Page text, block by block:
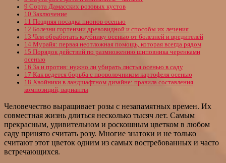
9 Сорта Дамасских розовых кустов
10 Заключение
11 Поздняя посадка пионов осенью
12 Болезни гортензии древовидной и способы их лечения
13 Чем обработать клубнику осенью от болезней и вредителей
14 Мурайя: первая неотложная помощь, которая всегда рядом
15 Порядок действий по размножению шиповника черенками
осенью
16 За и против: нужно ли убирать листья осенью в саду
17 Как ведется борьба с проволочником картофеля осенью
18 Хвойники в ландшафтном дизайне: правила составления
композиций, варианты
Человечество выращивает розы с незапамятных времен. Их
совместная жизнь длиться несколько тысяч лет. Самым
прекрасным, удивительном и роскошным цветком в любом
саду принято считать розу. Многие знатоки и не только
считают этот цветок одним из самых востребованных и часто
встречающихся.